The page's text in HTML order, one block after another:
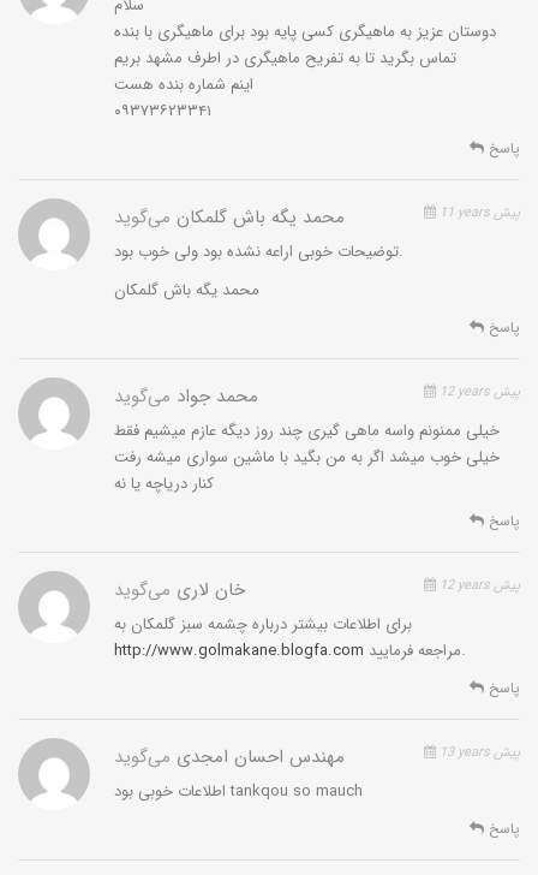
یخچالی كواترنر بوده و در نتیجه به عنوان یك “دریاچه سیركی” هویت
می‌یابد. دوم این‌كه چون بینالود توسط زمین ساختهای پوسته‌ای
نازك، شكل گرفته و درواقع به‌صورت یك نوار چین خورده و گسلیده از
نوع گسلهای تراستی است؛ بنابراین تجمع آب در امتداد دره‌های
سوبسكانتی مقابل جبهه رورانده طی دوره‌های مرطوبتركواترنر، موجب
پیدایش دریاچه چشمه سبز شده است. وجود یك گسل با روند شمال
کیلومتر به سمت گلمکان 10 کیلومتر و ازگلمکان تا چشمه سبز حدود
سلام
دوستان عزیز به ماهیگری کسی پایه بود برای ماهیگری با بنده
تماس بگرید تا به تفریح ماهیگری در اطرف مشهد بریم
اینم شماره بنده هست
۰۹۳۷۳۶۲۳۳۴۱
پاسخ
محمد یگه باش گلمکان می‌گوید 11 years پیش
توضیحات خوبی اراعه نشده بود ولی خوب بود.
محمد یگه باش گلمکان
پاسخ
محمد جواد می‌گوید 12 years پیش
خیلی ممنونم واسه ماهی گیری چند روز دیگه عازم میشیم فقط
خیلی خوب میشد اگر به من بگید با ماشین سواری میشه رفت
کنار دریاچه یا نه
پاسخ
خان لاری می‌گوید 12 years پیش
برای اطلاعات بیشتر درباره چشمه سبز گلمکان به
http://www.golmakane.blogfa.com
مراجعه فرمایید.
پاسخ
مهندس احسان امجدی می‌گوید 13 years پیش
اطلاعات خوبی بود tankqou so mauch
پاسخ